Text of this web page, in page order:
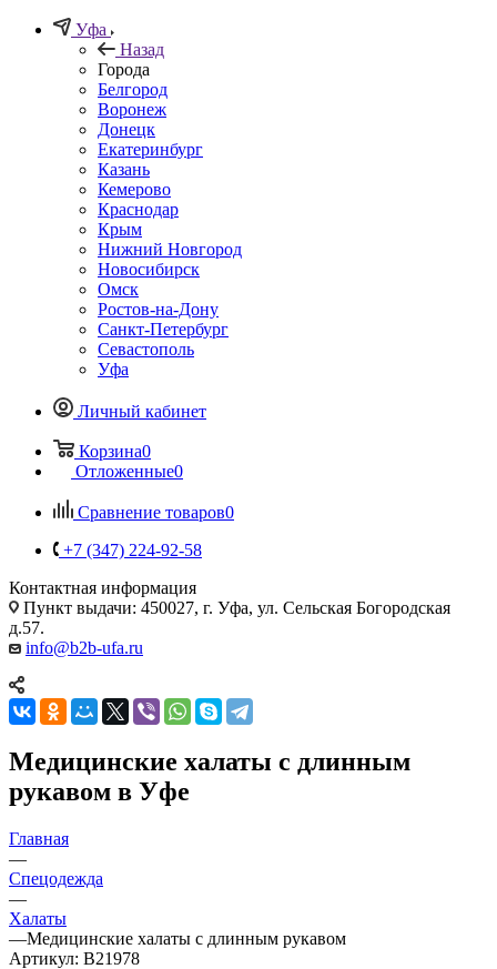
Уфа
Назад
Города
Белгород
Воронеж
Донецк
Екатеринбург
Казань
Кемерово
Краснодар
Крым
Нижний Новгород
Новосибирск
Омск
Ростов-на-Дону
Санкт-Петербург
Севастополь
Уфа
Личный кабинет
Корзина0
Отложенные0
Сравнение товаров0
+7 (347) 224-92-58
Контактная информация
Пункт выдачи: 450027, г. Уфа, ул. Сельская Богородская
д.57.
info@b2b-ufa.ru
Медицинские халаты с длинным
рукавом в Уфе
Главная
—
Спецодежда
—
Халаты
—Медицинские халаты с длинным рукавом
Артикул: B21978